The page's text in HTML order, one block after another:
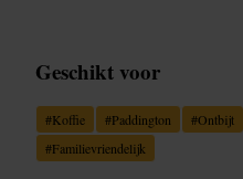
Geschikt voor
#Koffie #Paddington #Ontbijt
#Familievriendelijk